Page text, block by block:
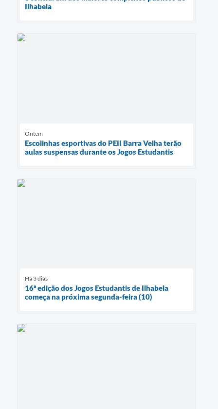
Ilhabela
Ontem
Escolinhas esportivas do PEII Barra Velha terão
aulas suspensas durante os Jogos Estudantis
Há 3 dias
16ª edição dos Jogos Estudantis de Ilhabela
começa na próxima segunda-feira (10)